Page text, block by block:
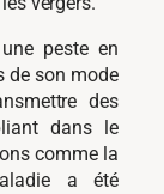
peste en
de son mode
des
dans le
comme la
a été